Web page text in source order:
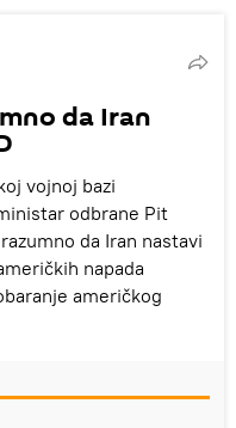
da Iran
vojnoj bazi
odbrane Pit
da Iran nastavi
napada
američkog